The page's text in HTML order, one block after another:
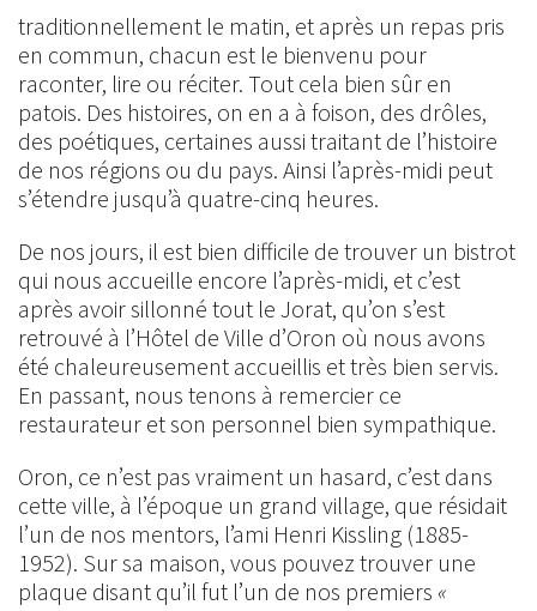
traditionnellement le matin, et après un repas pris
en commun, chacun est le bienvenu pour
raconter, lire ou réciter. Tout cela bien sûr en
patois. Des histoires, on en a à foison, des drôles,
des poétiques, certaines aussi traitant de l’histoire
de nos régions ou du pays. Ainsi l’après-midi peut
s’étendre jusqu’à quatre-cinq heures.
De nos jours, il est bien difficile de trouver un bistrot
qui nous accueille encore l’après-midi, et c’est
après avoir sillonné tout le Jorat, qu’on s’est
retrouvé à l’Hôtel de Ville d’Oron où nous avons
été chaleureusement accueillis et très bien servis.
En passant, nous tenons à remercier ce
restaurateur et son personnel bien sympathique.
Oron, ce n’est pas vraiment un hasard, c’est dans
cette ville, à l’époque un grand village, que résidait
l’un de nos mentors, l’ami Henri Kissling (1885-
1952). Sur sa maison, vous pouvez trouver une
plaque disant qu’il fut l’un de nos premiers «